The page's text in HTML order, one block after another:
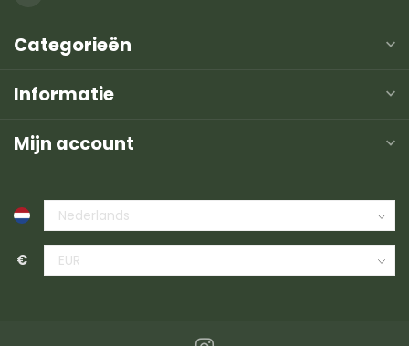
Categorieën
Informatie
Mijn account
€